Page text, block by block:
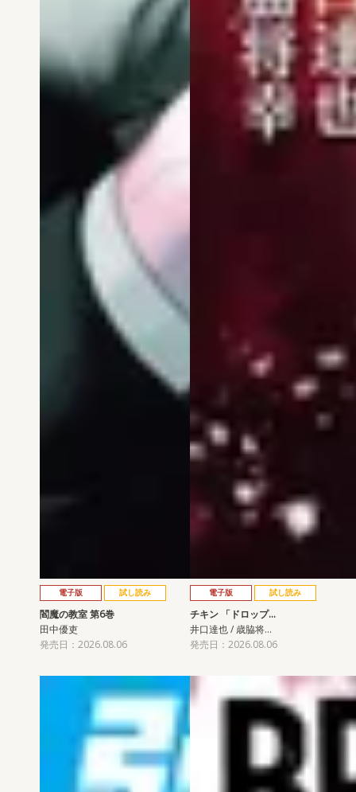
電子版 試し読み
閻魔の教室 第6巻
田中優吏
発売日：2026.08.06
電子版 試し読み
チキン 「ドロップ…
井口達也 / 歳脇将…
発売日：2026.08.06